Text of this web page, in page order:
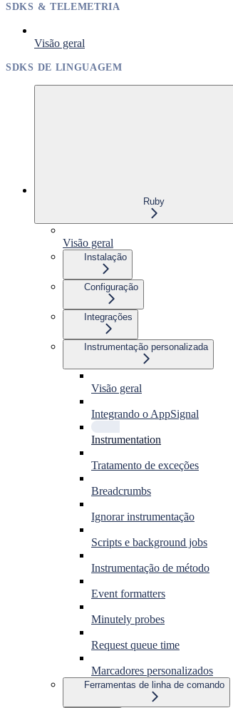
SDKS & TELEMETRIA
Visão geral
SDKS DE LINGUAGEM
Ruby
Visão geral
Instalação
Configuração
Integrações
Instrumentação personalizada
Visão geral
Integrando o AppSignal
Instrumentation
Tratamento de exceções
Breadcrumbs
Ignorar instrumentação
Scripts e background jobs
Instrumentação de método
Event formatters
Minutely probes
Request queue time
Marcadores personalizados
Ferramentas de linha de comando